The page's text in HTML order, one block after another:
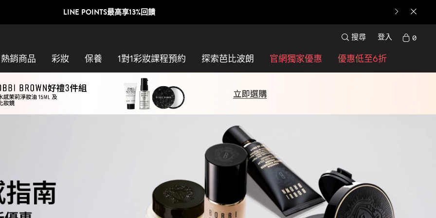
LINE POINTS最高享13%回饋
熱銷商品 彩妝 保養 1對1彩妝課程預約​ 探索芭比波朗 官網獨家優惠 優惠低至6折
搜尋 登入 0